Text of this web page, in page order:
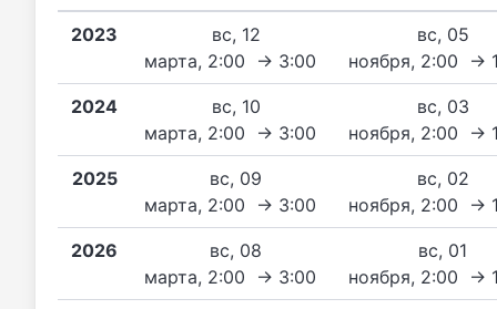
2023
вс, 12
марта, 2:00 → 3:00
вс, 05
ноября, 2:00 →
2024
вс, 10
марта, 2:00 → 3:00
вс, 03
ноября, 2:00 →
2025
вс, 09
марта, 2:00 → 3:00
вс, 02
ноября, 2:00 →
2026
вс, 08
марта, 2:00 → 3:00
вс, 01
ноября, 2:00 →